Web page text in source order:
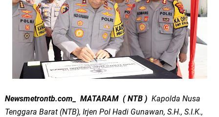
Newsmetrontb.com_ MATARAM ( NTB ) Kapolda Nusa
Tenggara Barat (NTB), Irjen Pol Hadi Gunawan, S.H., S.I.K.,